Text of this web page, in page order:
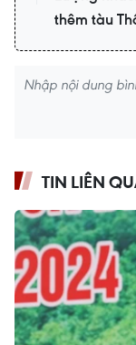
thêm tàu
TIN LIÊN